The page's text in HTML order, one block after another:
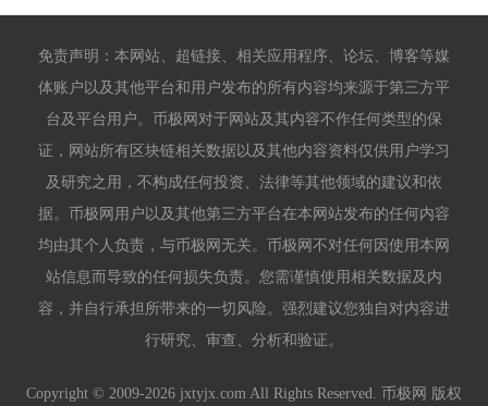
免责声明：本网站、超链接、相关应用程序、论坛、博客等媒
体账户以及其他平台和用户发布的所有内容均来源于第三方平
台及平台用户。币极网对于网站及其内容不作任何类型的保
证，网站所有区块链相关数据以及其他内容资料仅供用户学习
及研究之用，不构成任何投资、法律等其他领域的建议和依
据。币极网用户以及其他第三方平台在本网站发布的任何内容
均由其个人负责，与币极网无关。币极网不对任何因使用本网
站信息而导致的任何损失负责。您需谨慎使用相关数据及内
容，并自行承担所带来的一切风险。强烈建议您独自对内容进
行研究、审查、分析和验证。
Copyright © 2009-2026 jxtyjx.com All Rights Reserved. 币极网 版权